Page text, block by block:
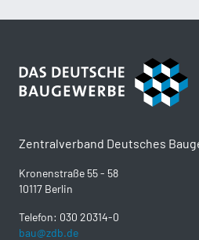
Zentralverband Deutsches
Kronenstraße 55 - 58
10117 Berlin
Telefon: 030 20314-0
bau@zdb.de